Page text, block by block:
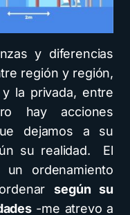
y diferencias
región y región,
la privada, entre
hay acciones
dejamos a su
su realidad. El
ordenamiento
según su
-me atrevo a